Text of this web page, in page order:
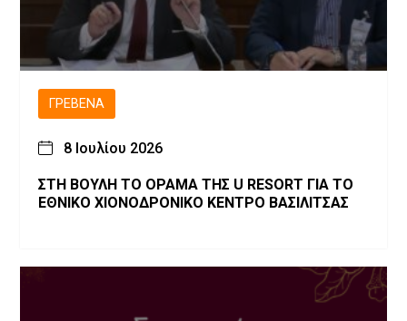
ΓΡΕΒΕΝΆ
8 Ιουλίου 2026
ΣΤΗ ΒΟΥΛΗ ΤΟ ΟΡΑΜΑ ΤΗΣ U RESORT ΓΙΑ ΤΟ
ΕΘΝΙΚΟ ΧΙΟΝΟΔΡΟΝΙΚΟ ΚΕΝΤΡΟ ΒΑΣΙΛΙΤΣΑΣ